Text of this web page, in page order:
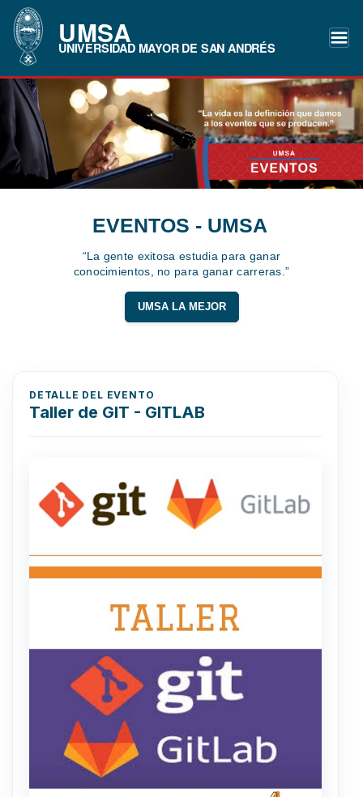
UMSA
UNIVERSIDAD MAYOR DE SAN ANDRÉS
EVENTOS - UMSA
“La gente exitosa estudia para ganar
conocimientos, no para ganar carreras.”
UMSA LA MEJOR
DETALLE DEL EVENTO
Taller de GIT - GITLAB